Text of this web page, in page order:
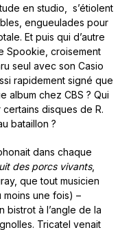
en studio, s’étiolent
engueulades pour
Et puis qui d’autre
Spookie, croisement
seul avec son Casio
rapidement signé que
album chez CBS ? Qui
certains disques de R.
bataillon ?
dans chaque
des porcs vivants,
que tout musicien
une fois) –
bistrot à l’angle de la
Tricatel venait